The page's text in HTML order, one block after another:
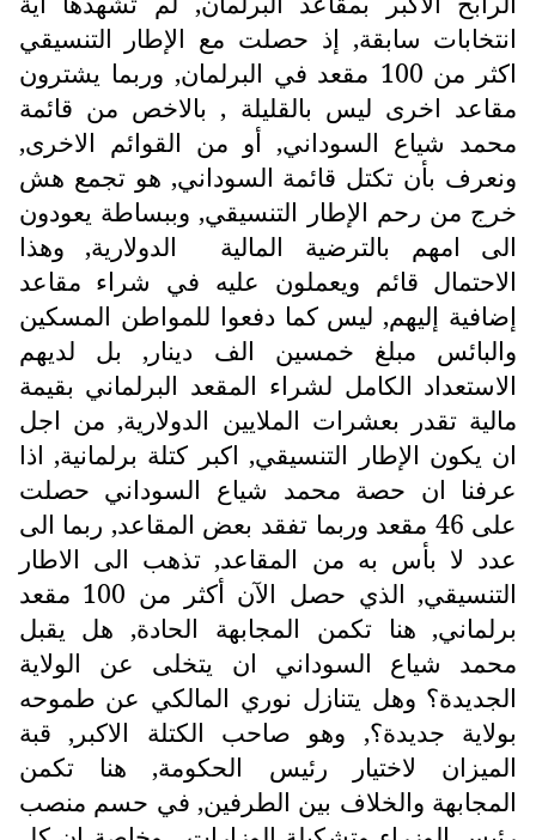
انتخابات سابقة, إذ حصلت مع الإطار التنسيقي
اكثر من 100 مقعد في البرلمان, وربما يشترون
مقاعد اخرى ليس بالقليلة , بالاخص من قائمة
محمد شياع السوداني, أو من القوائم الاخرى,
ونعرف بأن تكتل قائمة السوداني, هو تجمع هش
خرج من رحم الإطار التنسيقي, وببساطة يعودون
الى امهم بالترضية المالية
الدولارية, وهذا
الاحتمال قائم ويعملون عليه في شراء مقاعد
إضافية إليهم, ليس كما دفعوا للمواطن المسكين
والبائس مبلغ خمسين الف دينار, بل لديهم
الاستعداد الكامل لشراء المقعد البرلماني بقيمة
مالية تقدر بعشرات الملايين الدولارية, من اجل
ان يكون الإطار التنسيقي, اكبر كتلة برلمانية, اذا
عرفنا ان حصة محمد شياع السوداني حصلت
على 46 مقعد وربما تفقد بعض المقاعد, ربما الى
عدد لا بأس به من المقاعد, تذهب الى الاطار
التنسيقي, الذي حصل الآن أكثر من 100 مقعد
برلماني, هنا تكمن المجابهة الحادة, هل يقبل
محمد شياع السوداني ان يتخلى عن الولاية
الجديدة؟ وهل يتنازل نوري المالكي عن طموحه
بولاية جديدة؟, وهو صاحب الكتلة الاكبر, قبة
الميزان لاختيار رئيس الحكومة, هنا تكمن
المجابهة والخلاف بين الطرفين, في حسم منصب